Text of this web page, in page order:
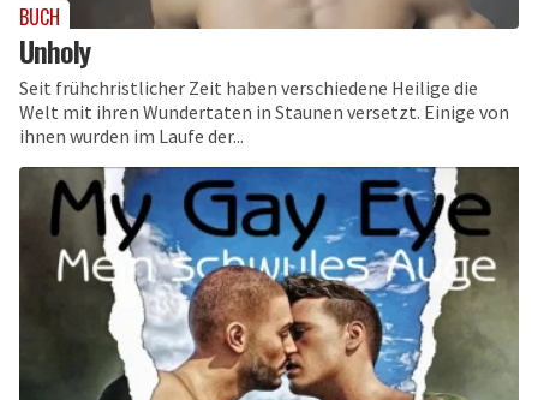
BUCH
Unholy
Seit frühchristlicher Zeit haben verschiedene Heilige die
Welt mit ihren Wundertaten in Staunen versetzt. Einige von
ihnen wurden im Laufe der...